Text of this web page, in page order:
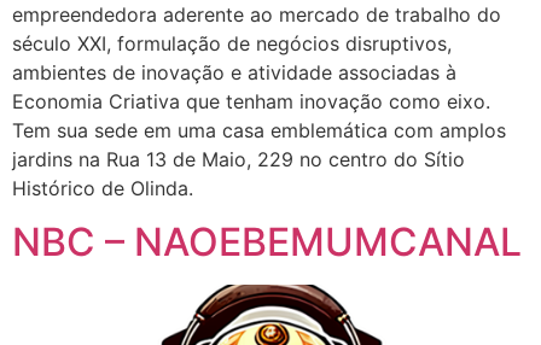
empreendedora aderente ao mercado de trabalho do
século XXI, formulação de negócios disruptivos,
ambientes de inovação e atividade associadas à
Economia Criativa que tenham inovação como eixo.
Tem sua sede em uma casa emblemática com amplos
jardins na Rua 13 de Maio, 229 no centro do Sítio
Histórico de Olinda.
NBC – NAOEBEMUMCANAL